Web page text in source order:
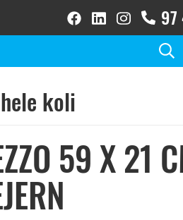
facebook
brands
linkedin
brandsbrands
solid(1)
97
koli
59 X 21